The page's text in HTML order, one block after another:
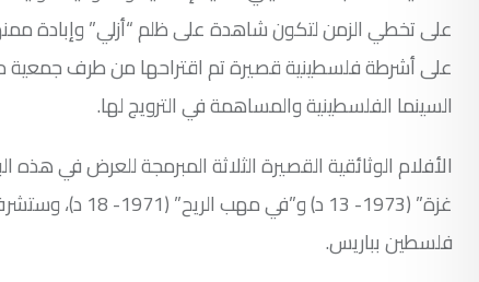
على تخطي الزمن لتكون شاهدة على ظلم “أزلي” وإبادة
على أشرطة فلسطينية قصيرة تم اقتراحها من طرف جمعية
السينما الفلسطينية والمساهمة في الترويج لها.
غزة” (1973- 13
فلسطين بباريس.